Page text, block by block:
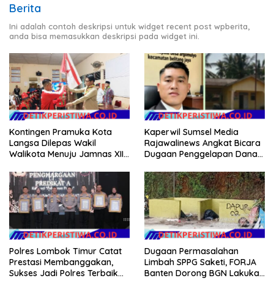
Berita
Ini adalah contoh deskripsi untuk widget recent post wpberita,
anda bisa memasukkan deskripsi pada widget ini.
Kontingen Pramuka Kota
Langsa Dilepas Wakil
Walikota Menuju Jamnas XII
Kaperwil Sumsel Media
Rajawalinews Angkat Bicara
Dugaan Penggelapan Dana
Argomulyo Belitang Jaya
Hilang 3 Bulan Bawa
Anggaran Pembangunan
Polres Lombok Timur Catat
Prestasi Membanggakan,
Sukses Jadi Polres Terbaik
Dugaan Permasalahan
Limbah SPPG Saketi, FORJA
Banten Dorong BGN Lakukan